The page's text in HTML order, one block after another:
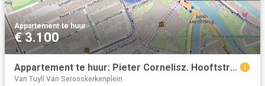
Appartement·te huur
€ 3.100
Appartement te huur: Pieter Cornelisz. Hooftstraat 17 C 1071 BL Amsterdam
Van Tuyll Van Serooskerkenplein